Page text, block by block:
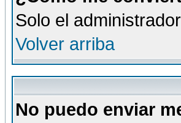
Solo el
Volver arriba
No puedo enviar